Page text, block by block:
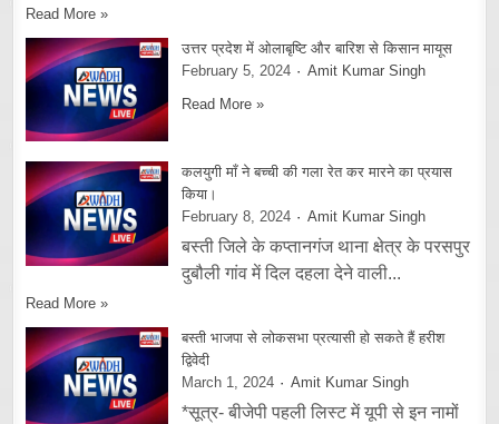
Read More »
उत्तर प्रदेश में ओलाबृष्टि और बारिश से किसान मायूस
February 5, 2024
Amit Kumar Singh
Read More »
कलयुगी माँ ने बच्ची की गला रेत कर मारने का प्रयास
किया।
February 8, 2024
Amit Kumar Singh
बस्ती जिले के कप्तानगंज थाना क्षेत्र के परसपुर
दुबौली गांव में दिल दहला देने वाली...
Read More »
बस्ती भाजपा से लोकसभा प्रत्यासी हो सकते हैं हरीश
द्विवेदी
March 1, 2024
Amit Kumar Singh
*सूत्र- बीजेपी पहली लिस्ट में यूपी से इन नामों